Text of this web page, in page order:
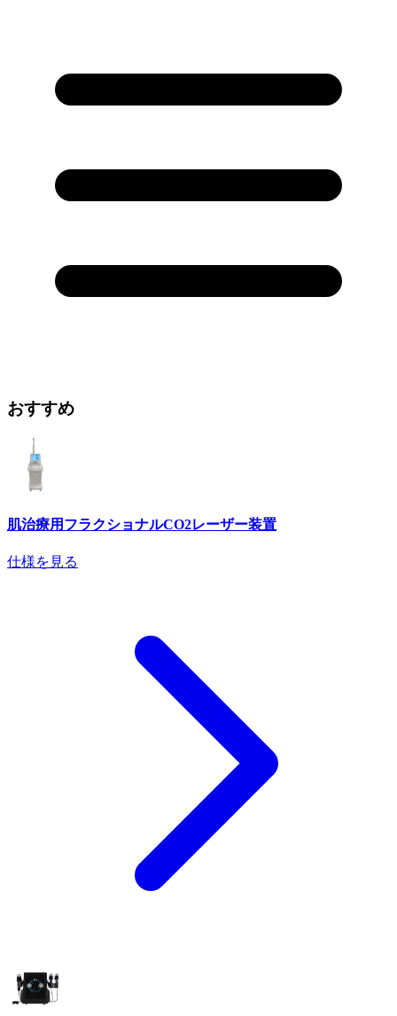
おすすめ
肌治療用フラクショナルCO2レーザー装置
仕様を見る